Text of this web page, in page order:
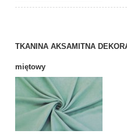
TKANINA AKSAMITNA
miętowy